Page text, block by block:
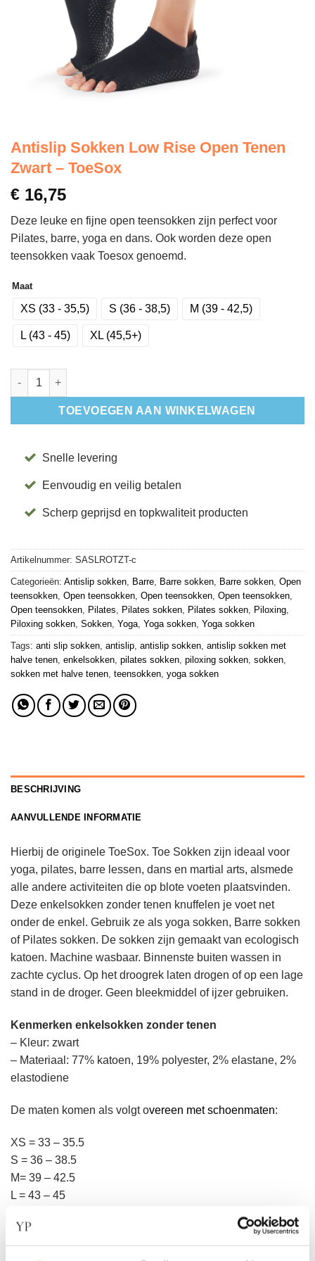
Antislip Sokken Low Rise Open Tenen
Zwart – ToeSox
€ 16,75
Deze leuke en fijne open teensokken zijn perfect voor
Pilates, barre, yoga en dans. Ook worden deze open
teensokken vaak Toesox genoemd.
Maat
XS (33 - 35,5) S (36 - 38,5) M (39 - 42,5)
L (43 - 45) XL (45,5+)
Antislip Sokken Low Rise Open Tenen Zwart - ToeSox aantal
TOEVOEGEN AAN WINKELWAGEN
Snelle levering
Eenvoudig en veilig betalen
Scherp geprijsd en topkwaliteit producten
Artikelnummer: SASLROTZT-c
Categorieën: Antislip sokken, Barre, Barre sokken, Barre sokken, Open
teensokken, Open teensokken, Open teensokken, Open teensokken,
Open teensokken, Pilates, Pilates sokken, Pilates sokken, Piloxing,
Piloxing sokken, Sokken, Yoga, Yoga sokken, Yoga sokken
Tags: anti slip sokken, antislip, antislip sokken, antislip sokken met
halve tenen, enkelsokken, pilates sokken, piloxing sokken, sokken,
sokken met halve tenen, teensokken, yoga sokken
BESCHRIJVING
AANVULLENDE INFORMATIE
Hierbij de originele ToeSox. Toe Sokken zijn ideaal voor
yoga, pilates, barre lessen, dans en martial arts, alsmede
alle andere activiteiten die op blote voeten plaatsvinden.
Deze enkelsokken zonder tenen knuffelen je voet net
onder de enkel. Gebruik ze als yoga sokken, Barre sokken
of Pilates sokken. De sokken zijn gemaakt van ecologisch
katoen. Machine wasbaar. Binnenste buiten wassen in
zachte cyclus. Op het droogrek laten drogen of op een lage
stand in de droger. Geen bleekmiddel of ijzer gebruiken.
Kenmerken enkelsokken zonder tenen
– Kleur: zwart
– Materiaal: 77% katoen, 19% polyester, 2% elastane, 2%
elastodiene
De maten komen als volgt overeen met schoenmaten:
XS = 33 – 35.5
S = 36 – 38.5
M= 39 – 42.5
L = 43 – 45